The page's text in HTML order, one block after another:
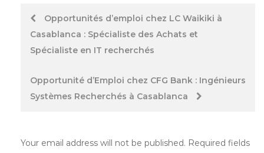
Post
navigation
Opportunités d’emploi chez LC Waikiki à
Casablanca : Spécialiste des Achats et
Spécialiste en IT recherchés
Opportunité d’Emploi chez CFG Bank : Ingénieurs
Systèmes Recherchés à Casablanca
Your email address will not be published. Required fields